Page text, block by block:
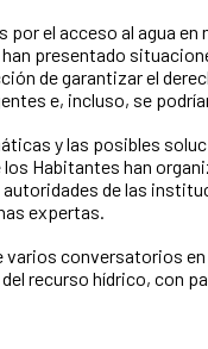
el acceso al agua en
presentado
de garantizar el
e, incluso, se
y las posibles
los Habitantes han
de las
expertas.
varios conversatorios
recurso hídrico, con